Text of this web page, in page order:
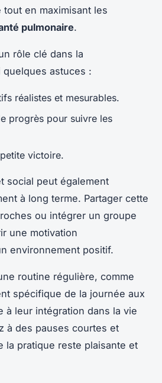
en maximisant les
pulmonaire.
rôle clé dans la
quelques astuces :
réalistes et mesurables.
progrès pour suivre les
victoire.
social peut également
à long terme. Partager cette
ou intégrer un groupe
une motivation
environnement positif.
routine régulière, comme
spécifique de la journée aux
à leur intégration dans la vie
à des pauses courtes et
la pratique reste plaisante et